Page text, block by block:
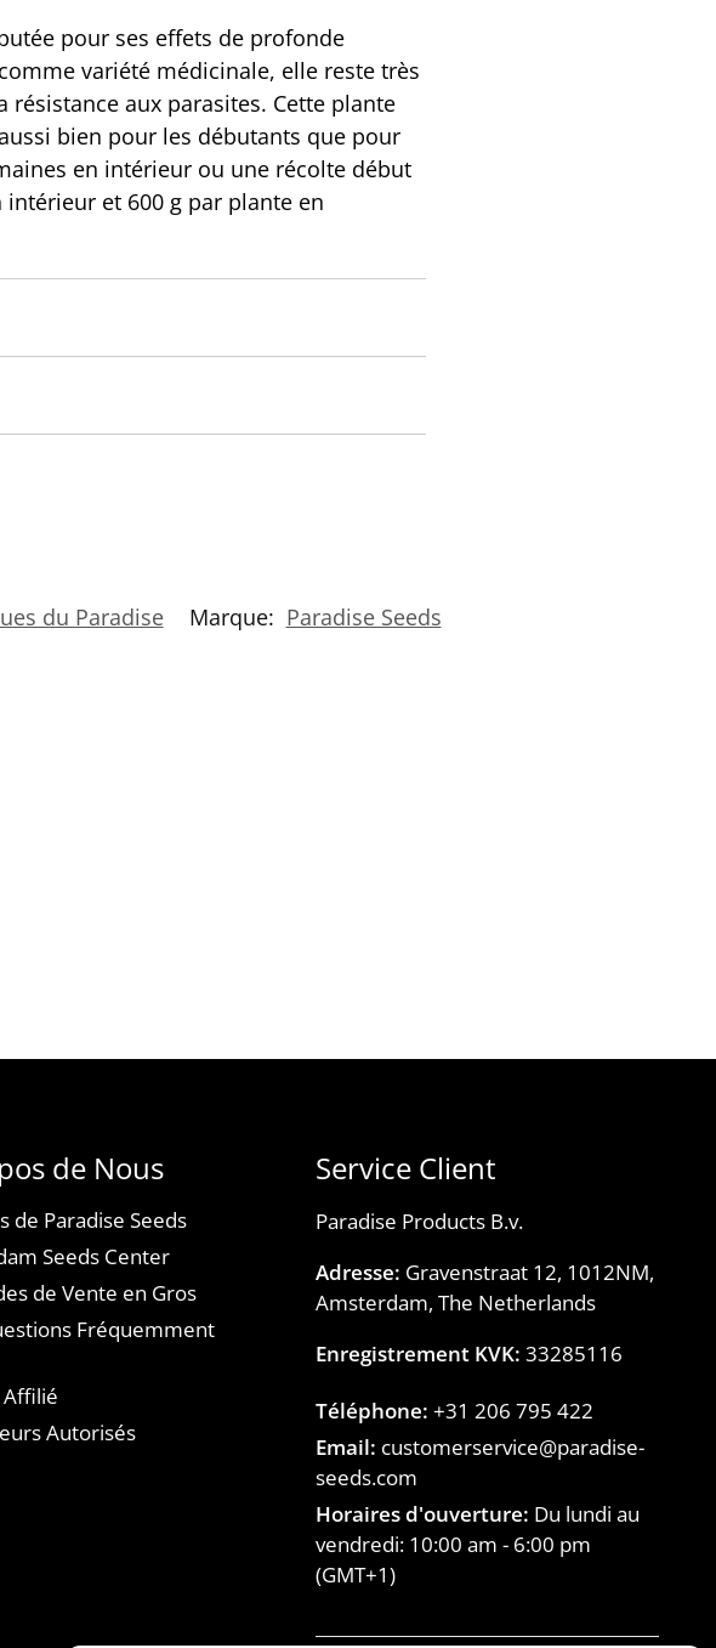
pour ses effets de profonde
variété médicinale, elle reste très
aux parasites. Cette plante
bien pour les débutants que pour
en intérieur ou une récolte début
et 600 g par plante en
du Paradise Marque: Paradise Seeds
de Nous
de Paradise Seeds
Seeds Center
de Vente en Gros
Fréquemment
Autorisés
Service Client
Paradise Products B.v.
Adresse: Gravenstraat 12, 1012NM,
Amsterdam, The Netherlands
Enregistrement KVK: 33285116
Téléphone:+31 206 795 422
Email: customerservice@paradise-
seeds.com
Horaires d'ouverture: Du lundi au
vendredi: 10:00 am - 6:00 pm
(GMT+1)